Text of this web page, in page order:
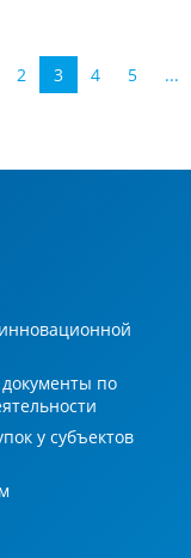
2 3 4 5 ...
по
у субъектов